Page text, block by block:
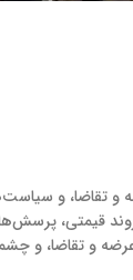
و تقاضا، و
پرسش‌هایی
و تقاضا، و